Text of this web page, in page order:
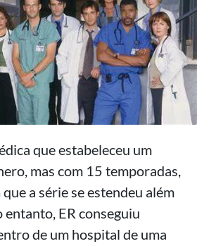
que estabeleceu um
mas com 15 temporadas,
a série se estendeu além
entanto, ER conseguiu
de um hospital de uma